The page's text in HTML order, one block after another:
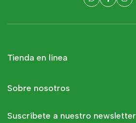
Tienda en línea
Sobre nosotros
Suscríbete a nuestro newsletter